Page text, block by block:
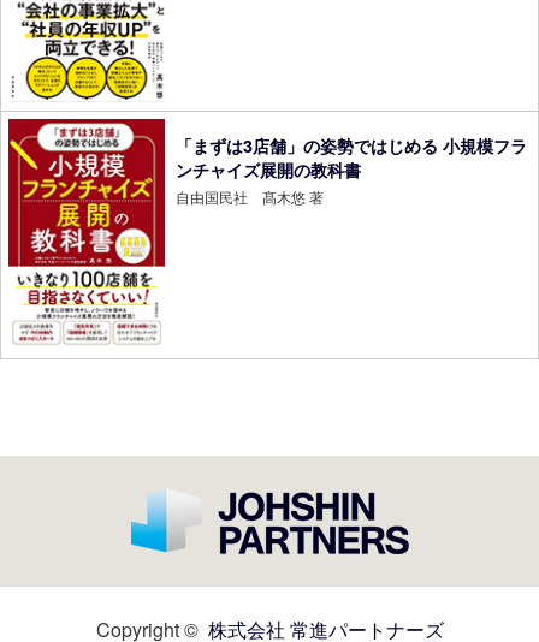
「まずは3店舗」の姿勢ではじめる 小規模フラ
ンチャイズ展開の教科書
自由国民社 髙木悠 著
Copyright © 株式会社 常進パートナーズ